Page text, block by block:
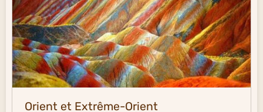
Orient et Extrême-Orient